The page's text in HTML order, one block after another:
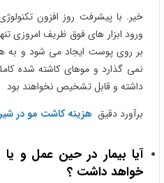
خیر. با پیشرفت روز افزون
ورود ابزار های فوق ظریف امروزی
بر روی پوست ایجاد می شود و به
نمی گذارد و موهای کاشته شده
داشته و قابل تشخیص نخواهند بود
برآورد دقیق هزینه کاشت مو در
آیا بیمار در حین عمل و
خواهد داشت ؟